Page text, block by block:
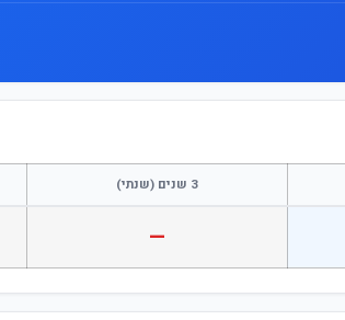
3 שנים (שנתי)
—